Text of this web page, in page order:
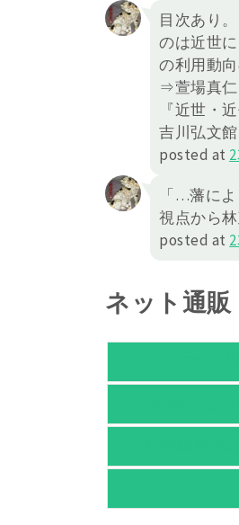
目次あり
のは近世
の利用動
⇒萱場真仁
『近世・
吉川弘文館
posted at
「…藩に
視点から
posted at
ネット通販